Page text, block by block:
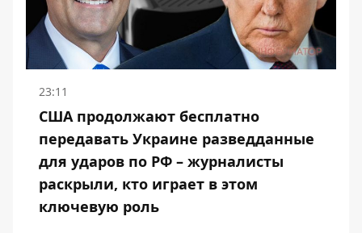
23:11
США продолжают бесплатно
передавать Украине разведданные
для ударов по РФ – журналисты
раскрыли, кто играет в этом
ключевую роль